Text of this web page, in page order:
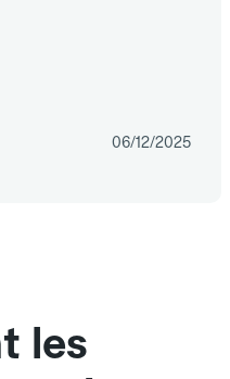
06/12/2025
les